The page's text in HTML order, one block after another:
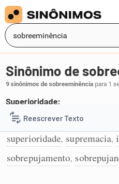
Reescrever Texto
Resumir Texto
Sinônimo de
9 sinônimos de sobreeminência para 1
Superioridade:
1 eminência,ilustração
superioridade, supremacia,
sobrepujamento,